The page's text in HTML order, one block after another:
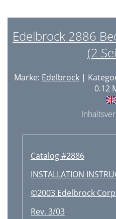
Edelbrock 2886
(2
Marke: Edelbrock|
0.12
Catalog #2886
INSTALLATION
©2003 Edelbrock
Rev. 3/03